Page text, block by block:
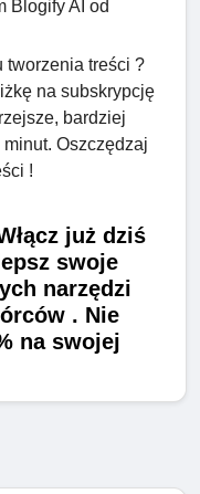
Blogify AI od
tworzenia treści ?
na subskrypcję
bardziej
Oszczędzaj
!
już dziś
swoje
narzędzi
. Nie
na swojej